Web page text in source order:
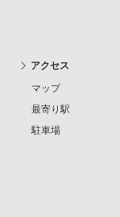
アクセス
マップ
最寄り駅
駐車場